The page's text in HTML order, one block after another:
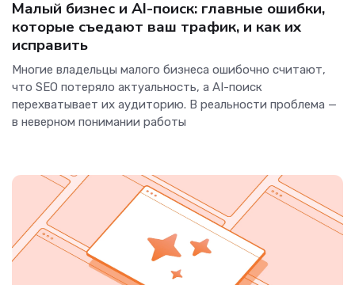
Малый бизнес и AI-поиск: главные ошибки,
которые съедают ваш трафик, и как их
исправить
Многие владельцы малого бизнеса ошибочно считают,
что SEO потеряло актуальность, а AI-поиск
перехватывает их аудиторию. В реальности проблема —
в неверном понимании работы